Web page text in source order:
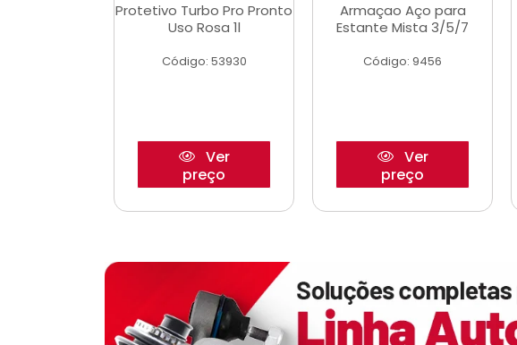
Protetivo Turbo Pro Pronto
Uso Rosa 1l
Código: 53930
Ver
preço
Armaçao Aço para
Estante Mista 3/5/7
Código: 9456
Ver
preço